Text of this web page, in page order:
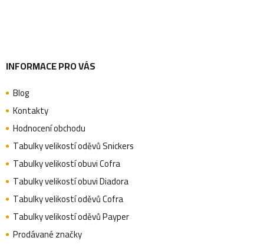
INFORMACE PRO VÁS
Blog
Kontakty
Hodnocení obchodu
Tabulky velikostí oděvů Snickers
Tabulky velikostí obuvi Cofra
Tabulky velikostí obuvi Diadora
Tabulky velikostí oděvů Cofra
Tabulky velikostí oděvů Payper
Prodávané značky